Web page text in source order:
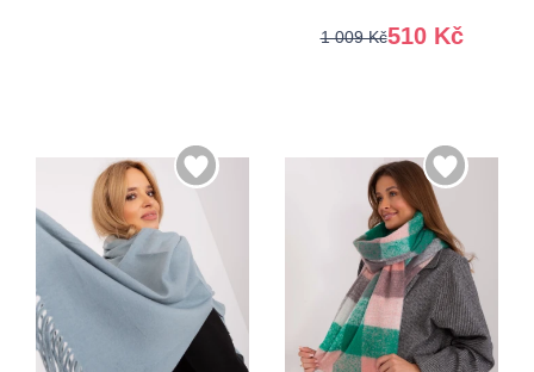
510 Kč
1 009 Kč